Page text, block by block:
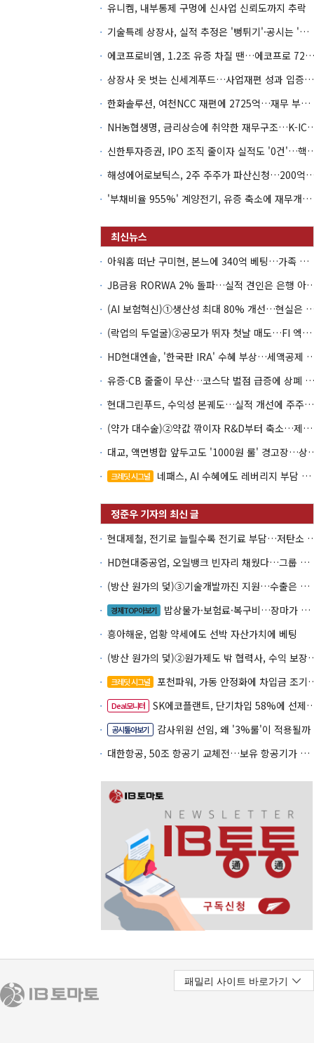
유니켐, 내부통제 구멍에 신사업 신뢰도까지 추락
기술특례 상장사, 실적 추정은 '뻥튀기'·공시는 '누락'
에코프로비엠, 1.2조 유증 차질 땐…에코프로 7270억 '독박'
상장사 옷 벗는 신세계푸드…사업재편 성과 입증할까
한화솔루션, 여천NCC 재편에 2725억…재무 부담 커지나
NH농협생명, 금리상승에 취
신한투자증권, IPO 조직 줄
해성에어로보틱스, 2주 주주가 파산
'부채비율 955%' 계양전기, 유증 축소에 재무개선 효과 '뚝'
아워홈 떠난 구미현, 본느에 340억 베팅…가족 지배체제 구축
JB금융 RORWA 2% 돌파…실
(AI 보험혁신)①생산성 최대 80%
(락업의 두얼굴)②공모가 뛰자 첫날 매도…FI 엑시트 전략 갈렸다
HD현대엔솔, '한국판 IRA' 수혜
유증·CB 줄줄이 무산…코스닥 벌점 급증에 상폐 압박
현대그린푸드, 수익성 본궤도…실적 개선에 주주환원까지
(약가 대수술)②약값 깎이자 R&D부터 축소…제약업계 비상경영 돌입
대교, 액면병합 앞두고
크레딧 시그널 네패스, AI 수혜에도 레버리지 부담 여전
현대제철, 전기로 늘릴수록
HD현대중공업, 오일뱅크 빈자리 채웠다…그룹 배당 핵심축 부상
(방산 원가의 덫)③기술개발까진 지원…수출은 각자도생
경제TOP아보기
밥상물가·보험료·복구비…장마가 내미는 청구서
흥아해운, 업황 약세에도 선박 자산가치에 베팅
(방산 원가의 덫)②원가제
크레딧 시그널 포천파워, 가동 안정화에 차입금 조기상환 속도
Deal모니터 SK에코플랜트, 단기차입 58%에 선제 차환 카드
공시톺아보기
감사위원 선임, 왜 '3%룰'이 적용될까
대한항공, 50조 항공기 교체전…보유 항공기가 조달 카드